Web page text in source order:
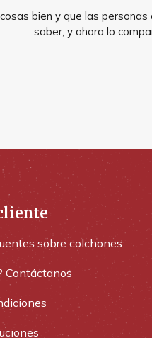
bien y que las
saber, y ahora lo
sobre colchones
Contáctanos